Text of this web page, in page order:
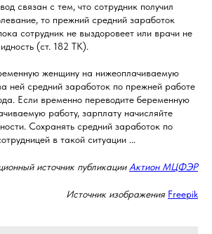
связан с тем, что сотрудник получил
то прежний средний заработок
сотрудник не выздоровеет или врачи не
(ст. 182 ТК).
женщину на нижеоплачиваемую
ней средний заработок по прежней работе
Если временно переводите беременную
работу, зарплату начисляйте
Сохранять средний заработок по
в такой ситуации ...
источник публикацииАктион МЦФЭР
Источник изображения Freepik